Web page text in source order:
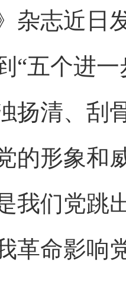
志近日发
“五个进
扬清、刮
的形象和
我们党跳
革命影响